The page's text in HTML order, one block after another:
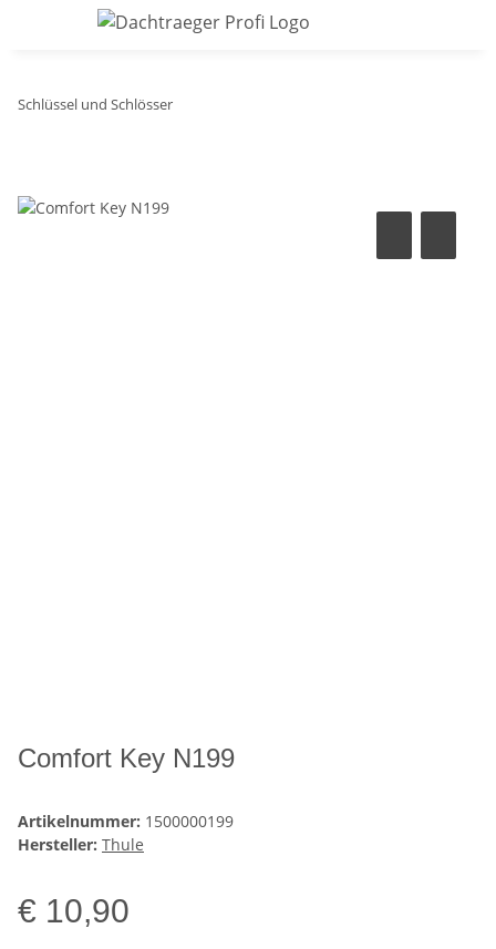
Schlüssel und Schlösser
Comfort Key N199
Artikelnummer: 1500000199
Hersteller: Thule
€ 10,90